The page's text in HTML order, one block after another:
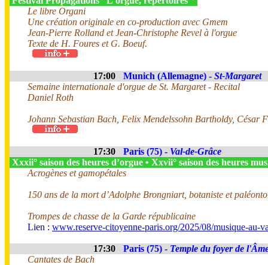
Le libre Organi
Une création originale en co-production avec Gmem
Jean-Pierre Rolland et Jean-Christophe Revel à l'orgue
Texte de H. Foures et G. Boeuf.
17:00 Munich (Allemagne) - St-Margaret
Semaine internationale d'orgue de St. Margaret - Recital
Daniel Roth
Johann Sebastian Bach, Felix Mendelssohn Bartholdy, César
17:30 Paris (75) - Val-de-Grâce
Xxxii° saison des heures d’orgue • Xxvii° saison des heures
Acrogènes et gamopétales
150 ans de la mort d’Adolphe Brongniart, botaniste et
Trompes de chasse de la Garde républicaine
Lien : www.reserve-citoyenne-paris.org/2025/08/musique-au-
17:30 Paris (75) - Temple du foyer de
Cantates de Bach